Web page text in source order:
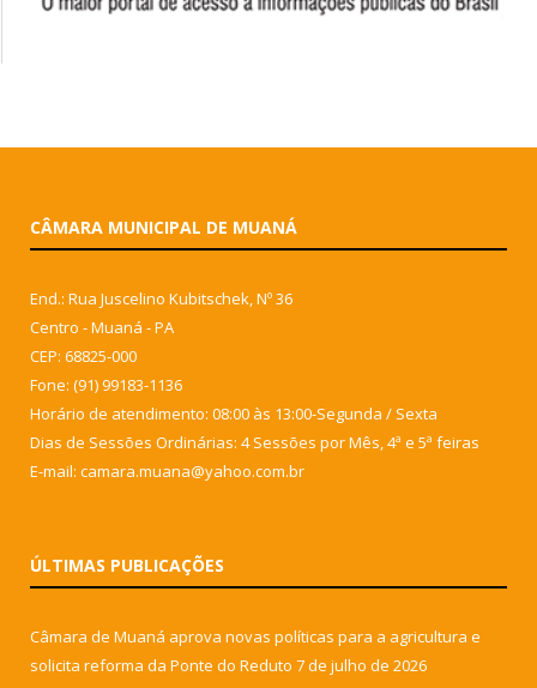
CÂMARA MUNICIPAL DE MUANÁ
End.: Rua Juscelino Kubitschek, Nº 36
Centro - Muaná - PA
CEP: 68825-000
Fone: (91) 99183-1136
Horário de atendimento: 08:00 às 13:00-Segunda / Sexta
Dias de Sessões Ordinárias: 4 Sessões por Mês, 4ª e 5ª feiras
E-mail: camara.muana@yahoo.com.br
ÚLTIMAS PUBLICAÇÕES
Câmara de Muaná aprova novas políticas para a agricultura e
solicita reforma da Ponte do Reduto 7 de julho de 2026